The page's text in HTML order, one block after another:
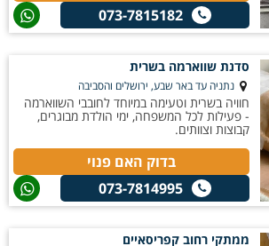
073-7815182
סדנת שווארמה בשרית
נתניה עד באר שבע, ירושלים והסביבה
חוויה בשרית וטעימה במיוחד לחובבי השווארמה
- פעילות לכל המשפחה, ימי הולדת מבוגרים,
קבוצות וצוותים.
בדוק האם פנוי
073-7814995
ממתקי רחוב קפריסאיים